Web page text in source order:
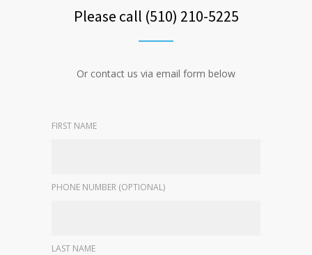
Please call (510) 210-5225
Or contact us via email form below
FIRST NAME
PHONE NUMBER (OPTIONAL)
LAST NAME